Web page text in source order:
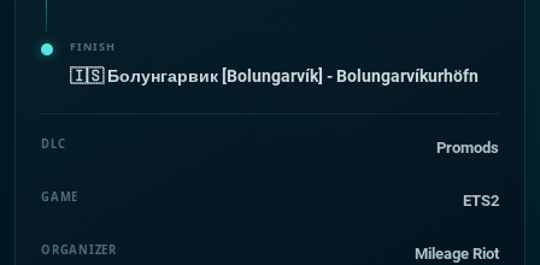
FINISH
🇮🇸 Болунгарвик [Bolungarvík] - Bolungarvíkurhöfn
DLC Promods
GAME ETS2
ORGANIZER Mileage Riot